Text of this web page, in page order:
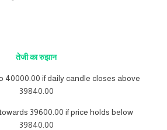
तेजी का रुझान
40000.00 if daily candle closes above
39840.00
39600.00 if price holds below
39840.00